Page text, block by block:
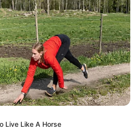
Live Like A Horse